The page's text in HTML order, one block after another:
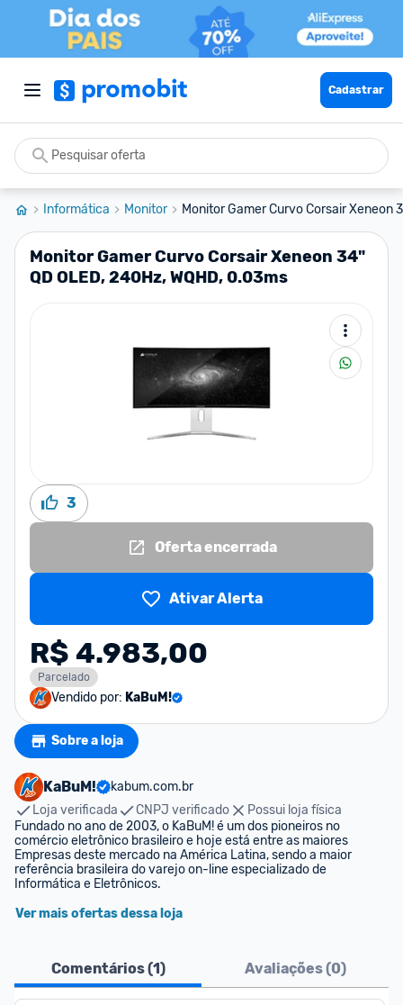
Cadastrar
Informática Monitor Monitor Gamer Curvo Corsair Xeneon
Monitor Gamer Curvo Corsair Xeneon 34"
QD OLED, 240Hz, WQHD, 0.03ms
3
Oferta encerrada
Ativar Alerta
R$ 4.983,00
Parcelado
Vendido por: KaBuM!
Sobre a loja
KaBuM!
kabum.com.br
Loja verificada
CNPJ verificado
Possui loja física
Fundado no ano de 2003, o KaBuM! é um dos pioneiros no
comércio eletrônico brasileiro e hoje está entre as maiores
Empresas deste mercado na América Latina, sendo a maior
referência brasileira do varejo on-line especializado de
Informática e Eletrônicos.
Ver mais ofertas dessa loja
Comentários (1) Avaliações (0)